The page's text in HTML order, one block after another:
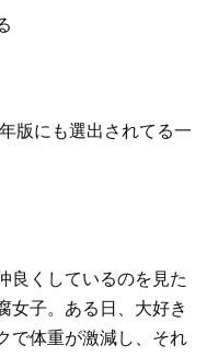
版にも選出されてる一
良くしているのを見た
女子。ある日、大好き
で体重が激減し、それ